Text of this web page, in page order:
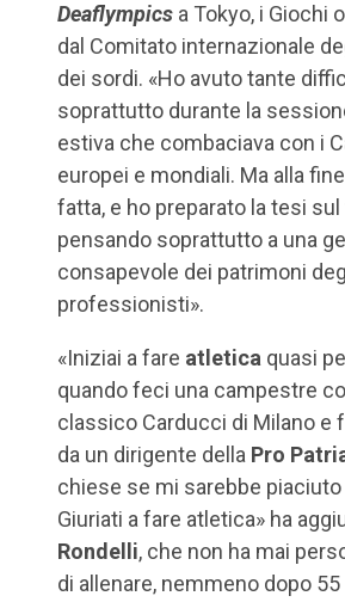
Deaflympics a Tokyo, i Giochi
dal Comitato internazionale
dei sordi. «Ho avuto tante
soprattutto durante la
estiva che combaciava con i
europei e mondiali. Ma alla
fatta, e ho preparato la tesi sul
pensando soprattutto a una
consapevole dei patrimoni
professionisti».
«Iniziai a fare atletica quasi
quando feci una campestre
classico Carducci di Milano e
da un dirigente della Pro
chiese se mi sarebbe piaciuto
Giuriati a fare atletica» ha
Rondelli, che non ha mai
di allenare, nemmeno dopo 55